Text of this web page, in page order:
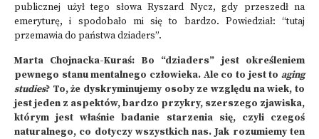
publicznej użył tego słowa Ryszard Nycz, gdy przeszedł na
emeryturę, i spodobało mi się to bardzo. Powiedział: “tutaj
przemawia do państwa dziaders”.
Marta Chojnacka-Kuraś: Bo “dziaders” jest określeniem
pewnego stanu mentalnego człowieka. Ale co to jest to aging
studies? To, że dyskryminujemy osoby ze względu na wiek, to
jest jeden z aspektów, bardzo przykry, szerszego zjawiska,
którym jest właśnie badanie starzenia się, czyli czegoś
naturalnego, co dotyczy wszystkich nas. Jak rozumiemy ten